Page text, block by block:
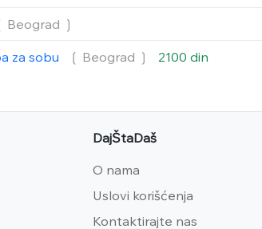
Beograd ❳
za sobu ❲ Beograd ❳ 2100 din
DajŠtaDaš
O nama
Uslovi korišćenja
Kontaktirajte nas